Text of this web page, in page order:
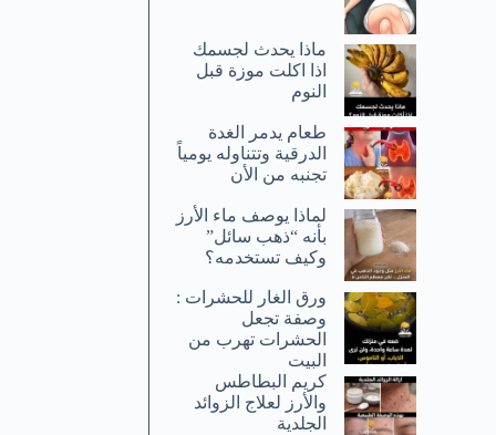
ماذا يحدث لجسمك
اذا اكلت موزة قبل
النوم
طعام يدمر الغدة
الدرقية وتتناوله يومياً
تجنبه من الأن
لماذا يوصف ماء الأرز
بأنه “ذهب سائل”
وكيف تستخدمه؟
ورق الغار للحشرات :
وصفة تجعل
الحشرات تهرب من
البيت
كريم البطاطس
والأرز لعلاج الزوائد
الجلدية